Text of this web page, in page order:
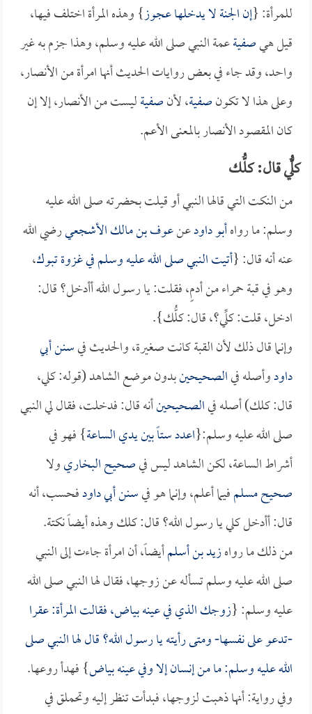
للمرأة: {إن الجنة لا يدخلها عجوز} وهذه المرأة اختلف فيها،
قيل هيصفيةعمة النبي صلى الله عليه وسلم، وهذا جزم به غير
واحد، وقد جاء في بعض روايات الحديث أنها امرأة من الأنصار،
وعلى هذا لا تكونصفية، لأنصفيةليست من الأنصار، إلا إن
كان المقصود الأنصار بالمعنى الأعم.
كلُّّي قال: كلُّك
من النكت التي قالها النبي أو قيلت بحضرته صلى الله عليه
وسلم: ما رواهأبو داودعنعوف بن مالك الأشجعيرضي الله
عنه أنه قال: {أتيت النبي صلى الله عليه وسلم في غزوةتبوك،
وهو في قبة حمراء من أدمٍ، فقلت: يا رسول الله أأدخل؟ قال:
ادخل، قلت: كلِّي؟، قال: كلُّك}.
وإنما قال ذلك لأن القبة كانت صغيرة، والحديث فيسنن أبي
داودوأصله فيالصحيحينبدون موضع الشاهد (قوله: كلي،
قال: كلك) أصله فيالصحيحينأنه قال: فدخلت، فقال لي النبي
صلى الله عليه وسلم:{اعدد ستاً بين يدي الساعة} فهو في
أشراط الساعة، لكن الشاهد ليس فيصحيح البخاريولا
صحيح مسلمفيما أعلم، وإنما هو فيسنن أبي داودفحسب، أنه
قال: أأدخل كلي يا رسول الله؟ قال: كلك وهذه أيضاً نكتة.
من ذلك ما رواهزيد بن أسلمأيضاً، أن امرأة جاءت إلى النبي
صلى الله عليه وسلم تسأله عن زوجها، فقال لها النبي صلى الله
عليه وسلم: {زوجك الذي في عينه بياض، فقالت المرأة: عقرا
-تدعو على نفسها- ومتى رأيته يا رسول الله؟ قال لها النبي صلى
الله عليه وسلم: ما من إنسان إلا وفي عينه بياض} فهدأ روعها.
وفي رواية: أنها ذهبت لزوجها، فبدأت تنظر إليه وتحملق في